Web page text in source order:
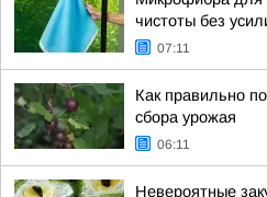
чистоты без
07:11
Как правильно
сбора урожая
06:11
Невероятные